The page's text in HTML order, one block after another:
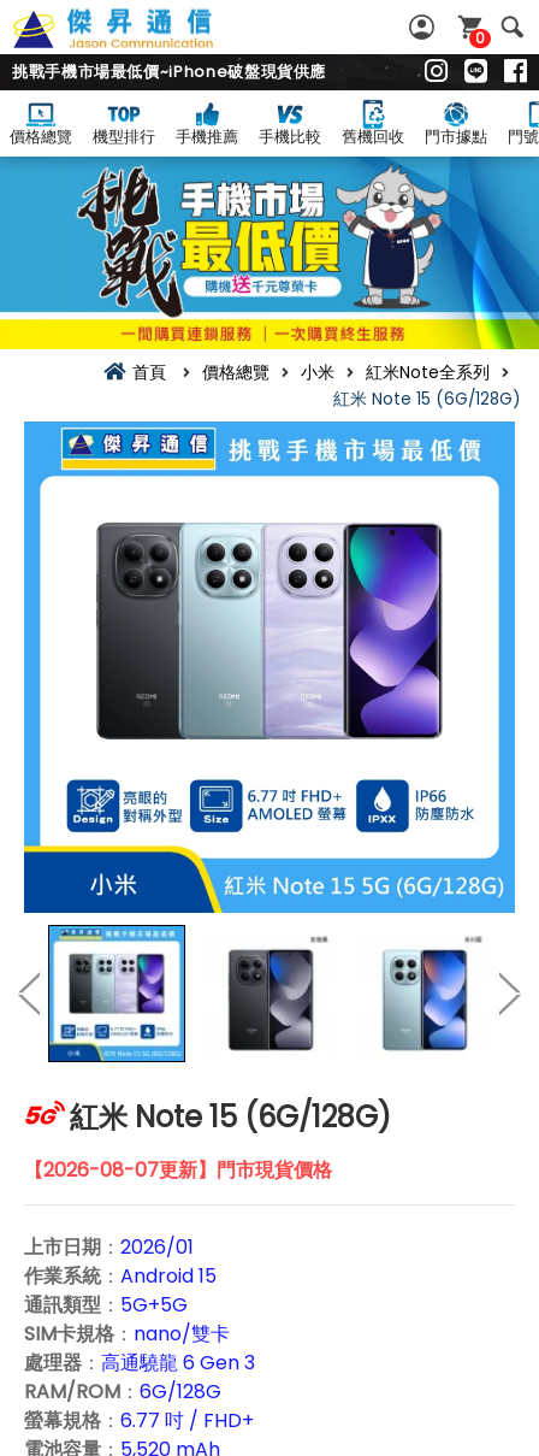
0
挑戰手機市場最低價~iPhone破盤現貨供應
價格總覽 機型排行 手機推薦 手機比較 舊機回收 門市據點 門
首頁 價格總覽 小米
紅米Note全系列
紅米 Note 15 (6G/128G)
紅米 Note 15 (6G/128G)
【2026-08-07更新】門市現貨價格
上市日期 ： 2026/01
作業系統： Android 15
通訊類型 ： 5G+5G
SIM卡規格 ： nano/雙卡
處理器 ： 高通驍龍 6 Gen 3
RAM/ROM ： 6G/128G
螢幕規格 ： 6.77 吋 / FHD+
電池容量 ： 5,520 mAh